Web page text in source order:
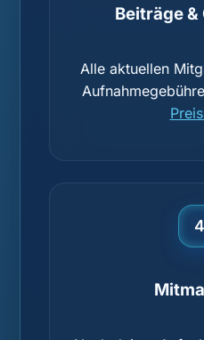
Beiträge
Alle aktuellen
4